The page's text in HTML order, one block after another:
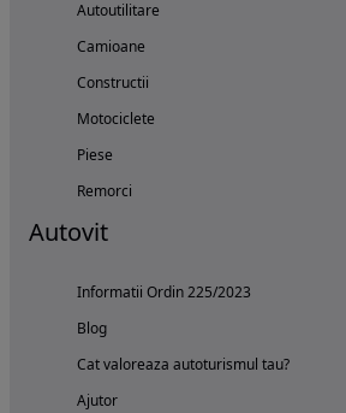
Autoutilitare
Camioane
Constructii
Motociclete
Piese
Remorci
Autovit
Informatii Ordin 225/2023
Blog
Cat valoreaza autoturismul tau?
Ajutor